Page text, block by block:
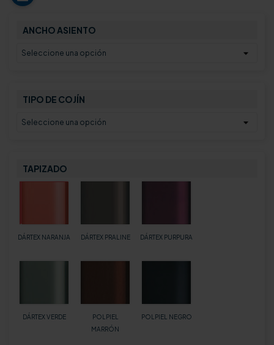
ANCHO ASIENTO
TIPO DE COJÍN
TAPIZADO
DÁRTEX NARANJA DÁRTEX PRALINE DÁRTEX PURPURA
DÁRTEX VERDE
POLPIEL
MARRÓN
POLPIEL NEGRO